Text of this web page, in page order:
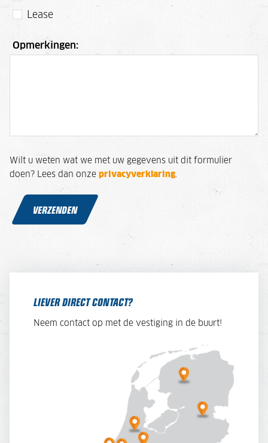
Lease
Opmerkingen:
Wilt u weten wat we met uw gegevens uit dit formulier
doen? Lees dan onze privacyverklaring.
VERZENDEN
LIEVER DIRECT CONTACT?
Neem contact op met de vestiging in de buurt!